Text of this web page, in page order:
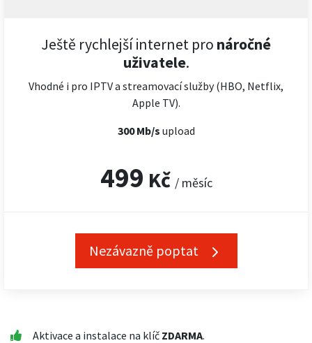
Ještě rychlejší internet pro náročné
uživatele.
Vhodné i pro IPTV a streamovací služby (HBO, Netflix,
Apple TV).
300 Mb/s upload
499 Kč / měsíc
Nezávazně poptat
Aktivace a instalace na klíč ZDARMA.